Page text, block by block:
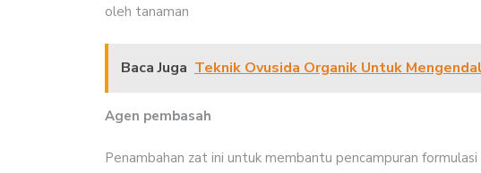
oleh tanaman
Baca Juga Teknik Ovusida Organik Untuk
Agen pembasah
Penambahan zat ini untuk membantu pencampuran